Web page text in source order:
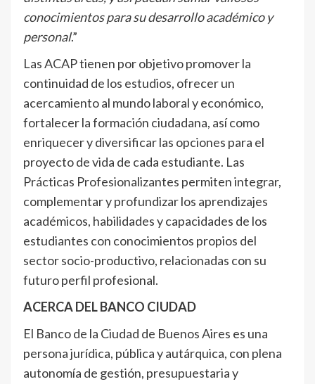
conocimientos para su desarrollo académico y
personal.”
Las ACAP tienen por objetivo promover la
continuidad de los estudios, ofrecer un
acercamiento al mundo laboral y económico,
fortalecer la formación ciudadana, así como
enriquecer y diversificar las opciones para el
proyecto de vida de cada estudiante. Las
Prácticas Profesionalizantes permiten integrar,
complementar y profundizar los aprendizajes
académicos, habilidades y capacidades de los
estudiantes con conocimientos propios del
sector socio-productivo, relacionadas con su
futuro perfil profesional.
ACERCA DEL BANCO CIUDAD
El Banco de la Ciudad de Buenos Aires es una
persona jurídica, pública y autárquica, con plena
autonomía de gestión, presupuestaria y